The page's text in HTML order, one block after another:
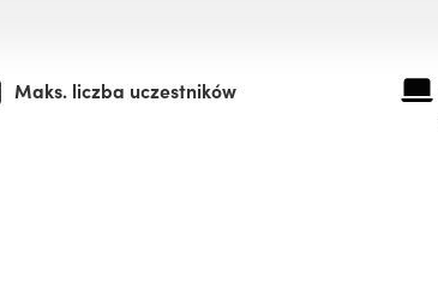
Maks. liczba uczestników